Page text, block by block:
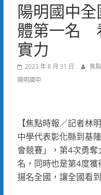
陽明國中
體第一名
實力
2023 年 8 月 31 日 焦
陽明國中
【焦點時報／記者林
中學代表彰化縣到基
會競賽」，第4次勇
名，同時也是第4度獲
揚名全國，讓全國看